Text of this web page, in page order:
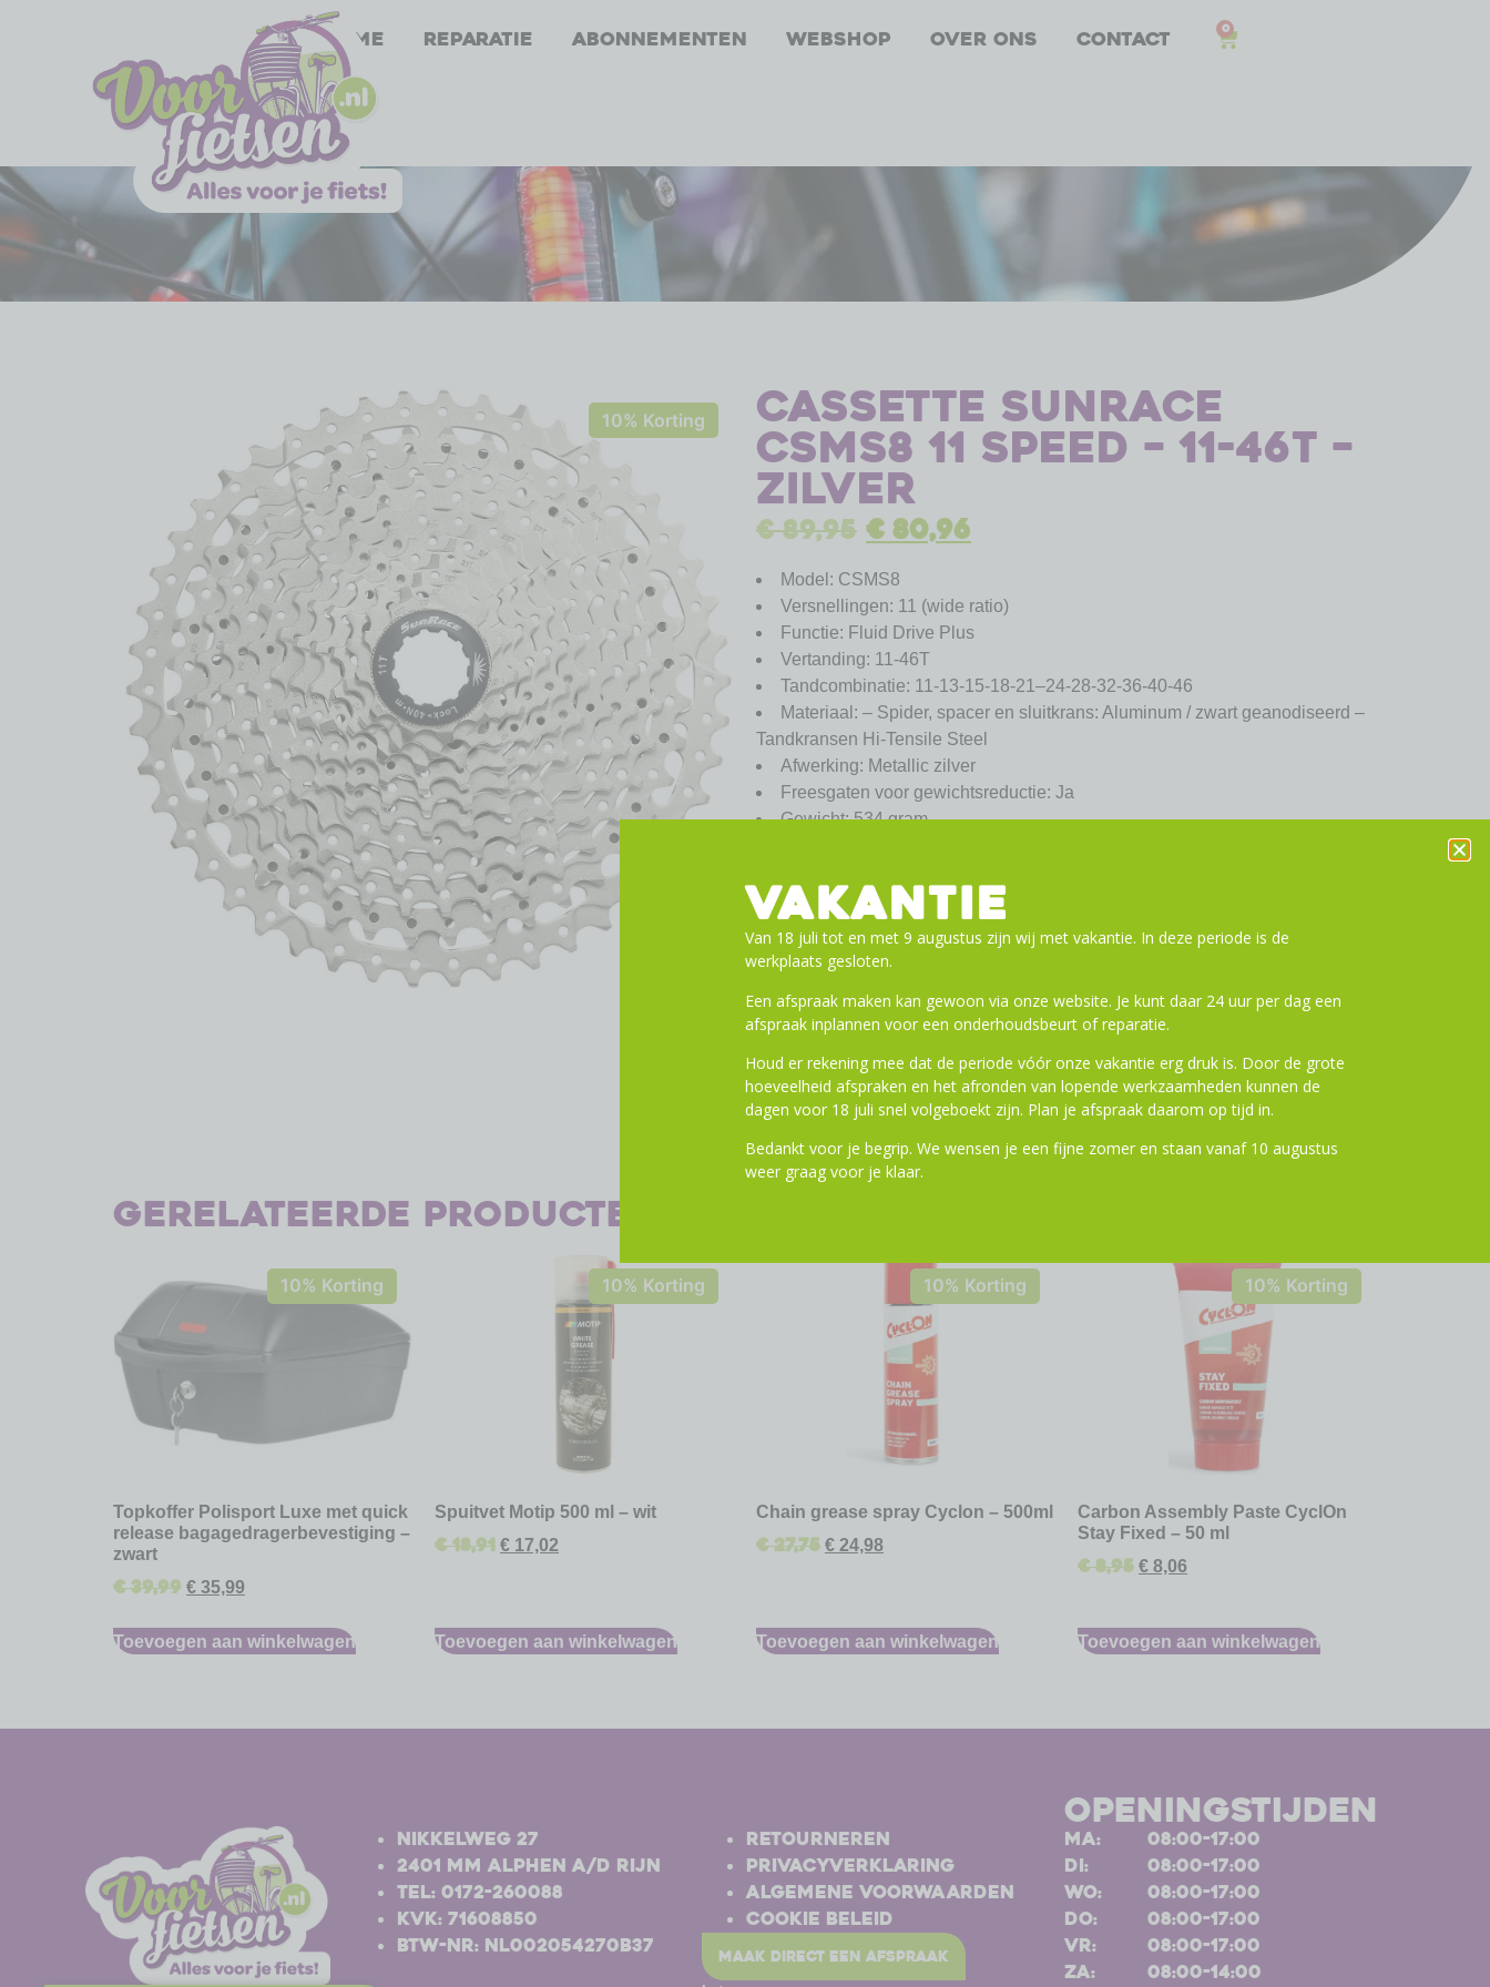
Home Reparatie Abonnementen Webshop Over ons Contact 0
10% Korting Cassette Sunrace
CSMS8 11 speed – 11-46T –
zilver
€89,95 €80,96
Model: CSMS8
Versnellingen: 11 (wide ratio)
Functie: Fluid Drive Plus
Vertanding: 11-46T
Tandcombinatie: 11-13-15-18-21–24-28-32-36-40-46
Materiaal: – Spider, spacer en sluitkrans: Aluminum / zwart geanodiseerd –
Tandkransen Hi-Tensile Steel
Afwerking: Metallic zilver
Freesgaten voor gewichtsreductie: Ja
Gewicht: 534 gram
Toevoegen aan winkelwagen
Gerelateerde producten
10% Korting
Topkoffer Polisport Luxe met quick
release bagagedragerbevestiging –
zwart
€39,99 € 35,99
Toevoegen aan winkelwagen
10% Korting
Spuitvet Motip 500 ml – wit
€18,91 € 17,02
Toevoegen aan winkelwagen
10% Korting
Chain grease spray Cyclon – 500ml
€27,75 € 24,98
Toevoegen aan winkelwagen
10% Korting
Carbon Assembly Paste CyclOn
Stay Fixed – 50 ml
€8,95 € 8,06
Toevoegen aan winkelwagen
Nikkelweg 27
2401 MM Alphen a/d Rijn
Tel: 0172-260088
Kvk: 71608850
BTW-nr: NL002054270B37
Retourneren
Privacyverklaring
Algemene voorwaarden
Cookie beleid
maak direct een afspraak
openingstijden
ma:
di:
wo:
do:
vr:
za:
08:00-17:00
08:00-17:00
08:00-17:00
08:00-17:00
08:00-17:00
08:00-14:00
VAKANTIE
Van 18 juli tot en met 9 augustus zijn wij met vakantie. In deze periode is de
werkplaats gesloten.
Een afspraak maken kan gewoon via onze website. Je kunt daar 24 uur per dag een
afspraak inplannen voor een onderhoudsbeurt of reparatie.
Houd er rekening mee dat de periode vóór onze vakantie erg druk is. Door de grote
hoeveelheid afspraken en het afronden van lopende werkzaamheden kunnen de
dagen voor 18 juli snel volgeboekt zijn. Plan je afspraak daarom op tijd in.
Bedankt voor je begrip. We wensen je een fijne zomer en staan vanaf 10 augustus
weer graag voor je klaar.